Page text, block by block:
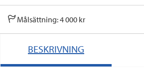
Målsättning: 4 000 kr
BESKRIVNING